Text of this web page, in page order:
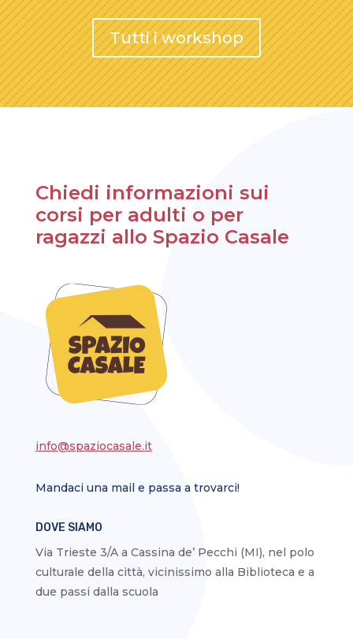
Tutti i workshop
Chiedi informazioni sui
corsi per adulti o per
ragazzi allo Spazio Casale
info@spaziocasale.it
Mandaci una mail e passa a trovarci!
DOVE SIAMO
Via Trieste 3/A a Cassina de’ Pecchi (MI), nel polo
culturale della città, vicinissimo alla Biblioteca e a
due passi dalla scuola